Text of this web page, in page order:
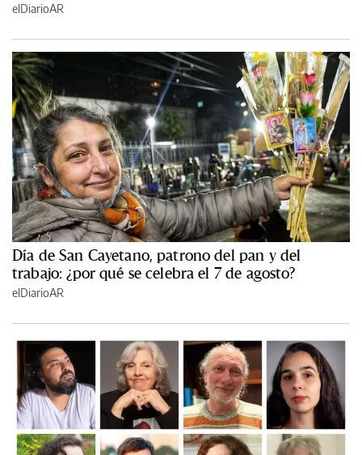
elDiarioAR
Día de San Cayetano, patrono del pan y del
trabajo: ¿por qué se celebra el 7 de agosto?
elDiarioAR